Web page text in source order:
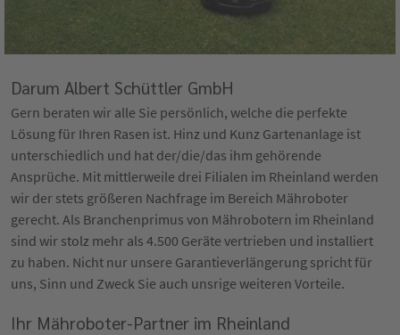
Darum Albert Schüttler GmbH
Gern beraten wir alle Sie persönlich, welche die perfekte
Lösung für Ihren Rasen ist. Hinz und Kunz Gartenanlage ist
unterschiedlich und hat der/die/das ihm gehörende
Ansprüche. Mit mittlerweile drei Filialen im Rheinland werden
wir der stets größeren Nachfrage im Bereich Mähroboter
gerecht. Als Branchenprimus von Mährobotern im Rheinland
sind wir stolz mehr als 4.500 Geräte vertrieben und installiert
zu haben. Nicht nur unsere Garantieverlängerung spricht für
uns, Sinn und Zweck Sie auch unsrige weiteren Vorteile.
Ihr Mähroboter-Partner im Rheinland